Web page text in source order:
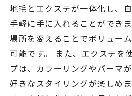
地毛とエクステが一体化し、
手軽に手に入れることができ
場所を変えることでボリュー
可能です。 また、エクステを
プは、カラーリングやパーマ
好きなスタイリングが楽しめ